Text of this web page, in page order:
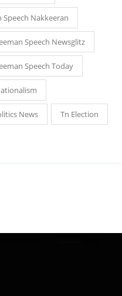
Speech Nakkeeran
Speech Newsglitz
Speech Today
News Tn Election